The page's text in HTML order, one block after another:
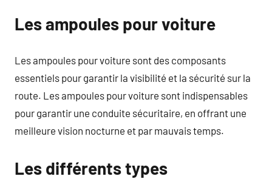
Les ampoules pour voiture
Les ampoules pour voiture sont des composants
essentiels pour garantir la visibilité et la sécurité sur la
route. Les ampoules pour voiture sont indispensables
pour garantir une conduite sécuritaire, en offrant une
meilleure vision nocturne et par mauvais temps.
Les différents types